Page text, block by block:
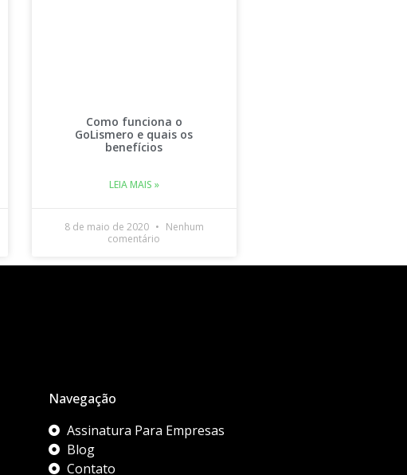
Como funciona o
GoLismero e quais os
benefícios
LEIA MAIS »
8 de maio de 2020
Nenhum
comentário
Navegação
Assinatura Para Empresas
Blog
Contato